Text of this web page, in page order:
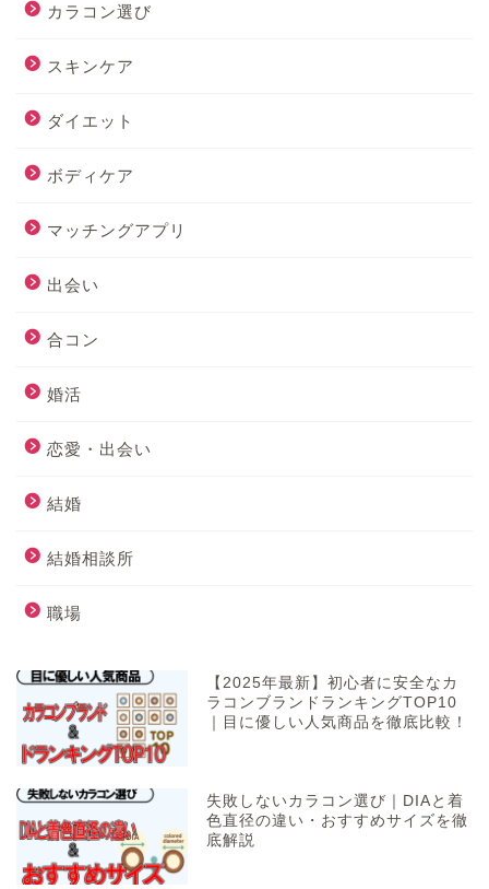
カラコン選び
スキンケア
ダイエット
ボディケア
マッチングアプリ
出会い
合コン
婚活
恋愛・出会い
結婚
結婚相談所
職場
【2025年最新】初心者に安全なカ
ラコンブランドランキングTOP10
｜目に優しい人気商品を徹底比較！
失敗しないカラコン選び｜DIAと着
色直径の違い・おすすめサイズを徹
底解説